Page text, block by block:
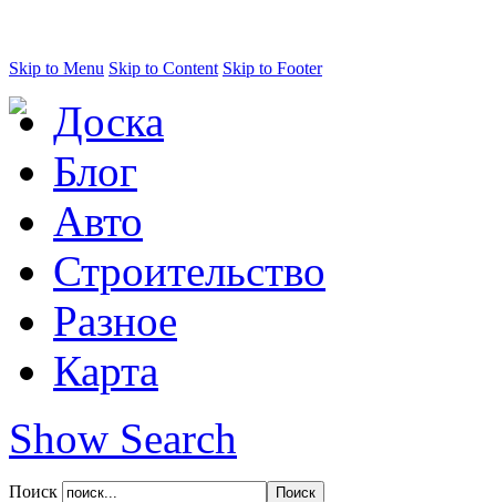
Skip to Menu Skip to Content Skip to Footer
Доска
Блог
Авто
Строительство
Разное
Карта
Show Search
Поиск